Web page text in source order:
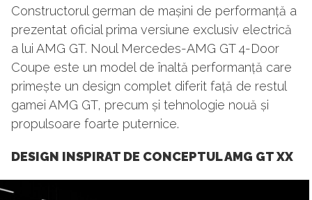
Constructorul german de mașini de performanță a
prezentat oficial prima versiune exclusiv electrică
a lui AMG GT. Noul Mercedes-AMG GT 4-Door
Coupe este un model de înaltă performanță care
primește un design complet diferit față de restul
gamei AMG GT, precum și tehnologie nouă și
propulsoare foarte puternice.
DESIGN INSPIRAT DE CONCEPTUL AMG GT XX